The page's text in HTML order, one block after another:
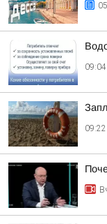
09:04
09:22